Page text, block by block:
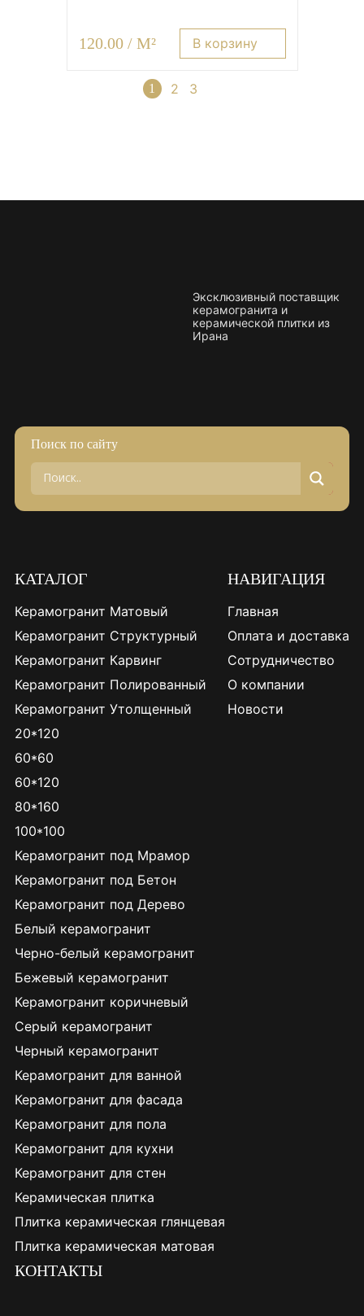
120.00 / M² В корзину
1 2 3
Эксклюзивный поставщик
керамогранита и
керамической плитки из
Ирана
Поиск по сайту
КАТАЛОГ
Керамогранит Матовый
Керамогранит Структурный
Керамогранит Карвинг
Керамогранит Полированный
Керамогранит Утолщенный
20*120
60*60
60*120
80*160
100*100
Керамогранит под Мрамор
Керамогранит под Бетон
Керамогранит под Дерево
Белый керамогранит
Черно-белый керамогранит
Бежевый керамогранит
Керамогранит коричневый
Серый керамогранит
Черный керамогранит
Керамогранит для ванной
Керамогранит для фасада
Керамогранит для пола
Керамогранит для кухни
Керамогранит для стен
Керамическая плитка
Плитка керамическая глянцевая
Плитка керамическая матовая
НАВИГАЦИЯ
Главная
Оплата и доставка
Сотрудничество
О компании
Новости
КОНТАКТЫ